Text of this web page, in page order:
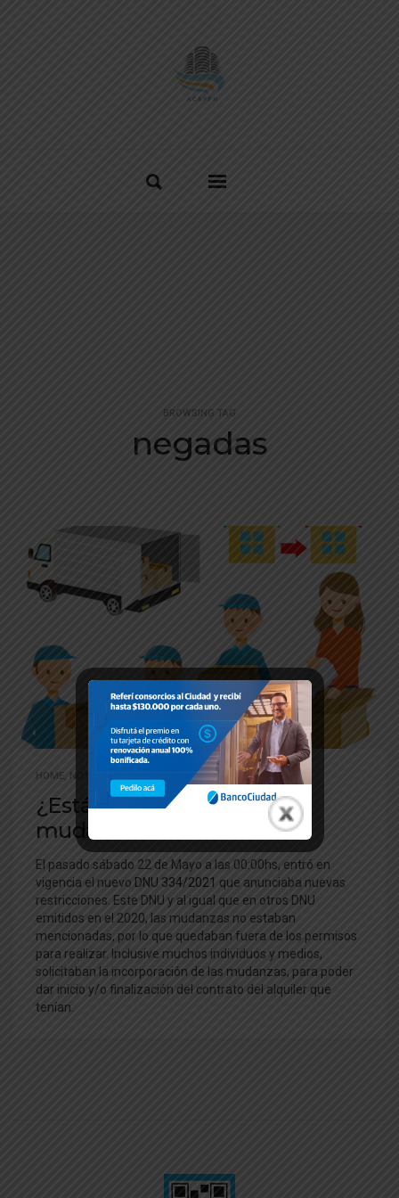
BROWSING TAG
negadas
HOME, NOTICIAS
¿Están habilitadas las
mudanzas en CABA?
El pasado sábado 22 de Mayo a las 00:00hs, entró en
vigencia el nuevo DNU 334/2021 que anunciaba nuevas
restricciones. Este DNU y al igual que en otros DNU
emitidos en el 2020, las mudanzas no estaban
mencionadas, por lo que quedaban fuera de los permisos
para realizar. Inclusive muchos individuos y medios,
solicitaban la incorporación de las mudanzas, para poder
dar inicio y/o finalización del contrato del alquiler que
tenían.